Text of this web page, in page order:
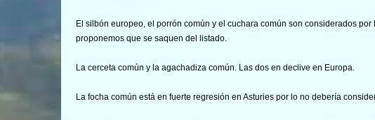
El silbón europeo, el porrón común y el cuchara común son considerados
proponemos que se saquen del listado.
La cerceta común y la agachadiza común. Las dos en declive en Europa.
La focha común está en fuerte regresión en Asturies por lo no debería